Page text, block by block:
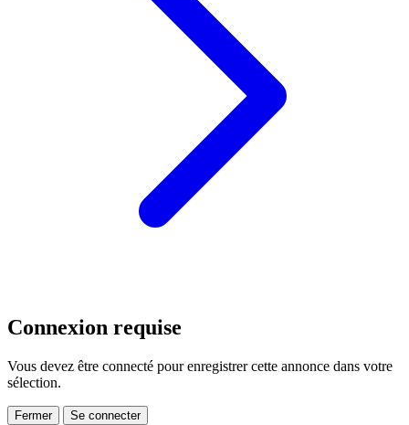
Connexion requise
Vous devez être connecté pour enregistrer cette annonce dans votre
sélection.
Fermer Se connecter